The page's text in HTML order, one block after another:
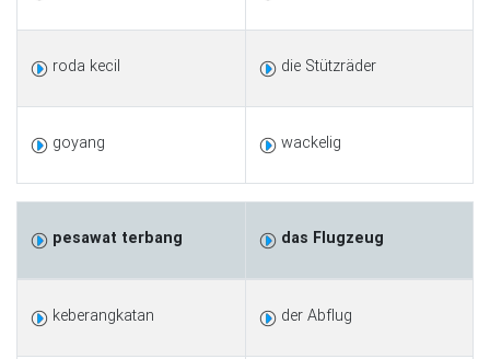
roda kecil die Stützräder
goyang wackelig
pesawat terbang das Flugzeug
keberangkatan der Abflug